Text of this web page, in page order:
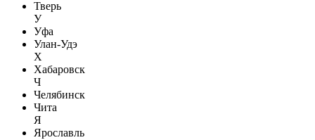
Тверь
У
Уфа
Улан-Удэ
Х
Хабаровск
Ч
Челябинск
Чита
Я
Ярославль